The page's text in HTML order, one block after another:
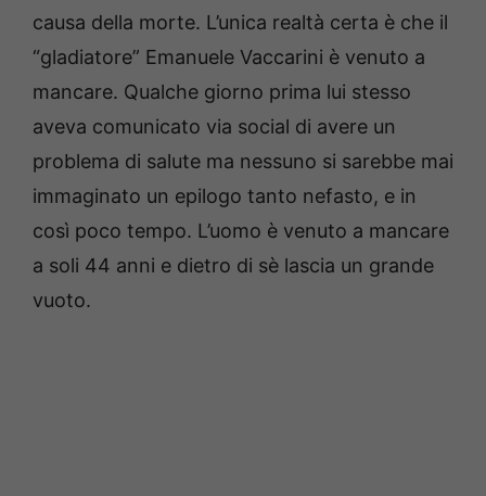
causa della morte. L’unica realtà certa è che il
“gladiatore” Emanuele Vaccarini è venuto a
mancare. Qualche giorno prima lui stesso
aveva comunicato via social di avere un
problema di salute ma nessuno si sarebbe mai
immaginato un epilogo tanto nefasto, e in
così poco tempo. L’uomo è venuto a mancare
a soli 44 anni e dietro di sè lascia un grande
vuoto.